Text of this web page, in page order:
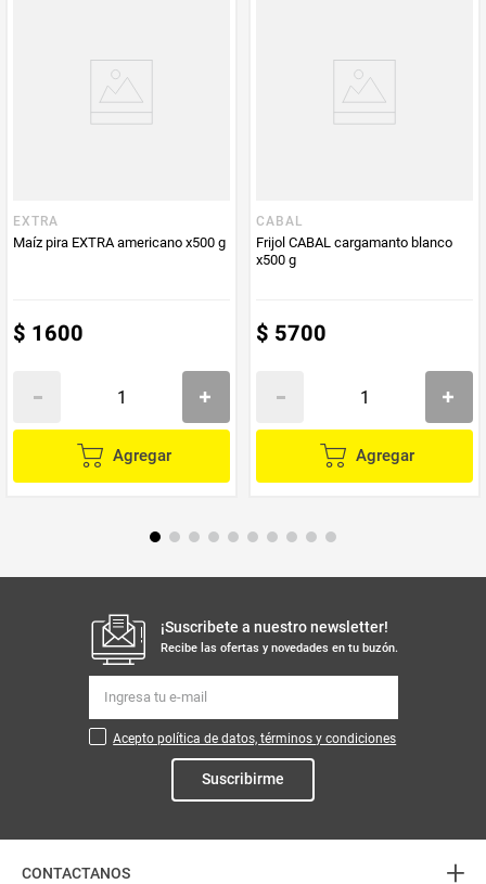
Producto (kg)
EXTRA
Maíz pira EXTRA americano x500 g
$ 1600
Agregar
CABAL
Frijol CABAL cargamanto blanco
x500 g
$ 5700
Agregar
¡Suscribete a nuestro newsletter!
Recibe las ofertas y novedades en tu buzón.
Acepto política de datos, términos y condiciones
Suscribirme
CONTACTANOS +